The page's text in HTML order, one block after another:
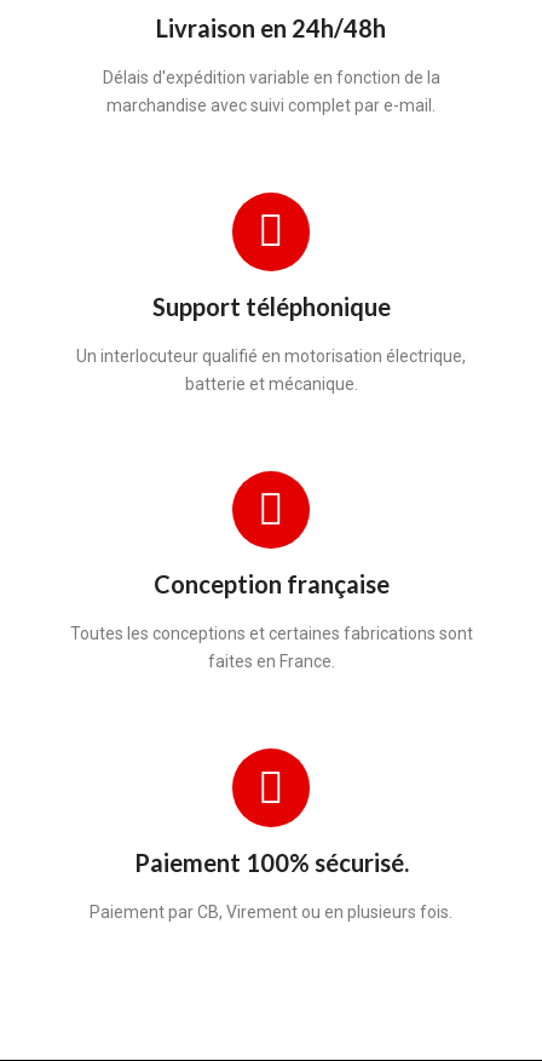
Livraison en 24h/48h
Délais d'expédition variable en fonction de la
marchandise avec suivi complet par e-mail.
Support téléphonique
Un interlocuteur qualifié en motorisation électrique,
batterie et mécanique.
Conception française
Toutes les conceptions et certaines fabrications sont
faites en France.
Paiement 100% sécurisé.
Paiement par CB, Virement ou en plusieurs fois.